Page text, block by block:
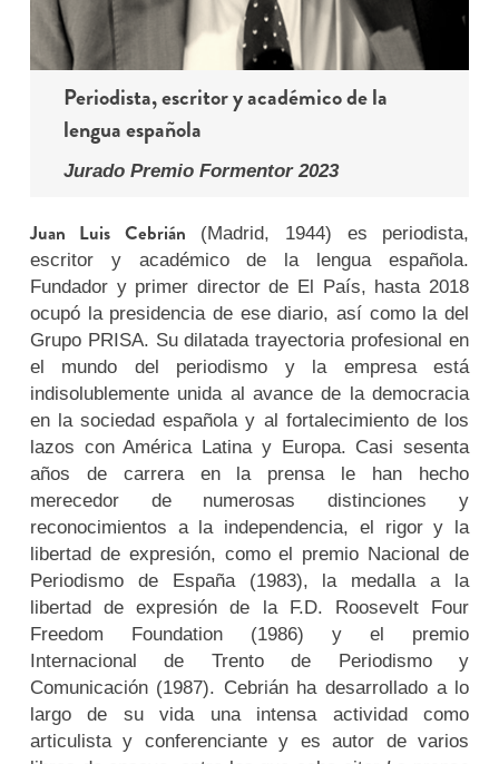
Periodista, escritor y académico de la
lengua española
Jurado Premio Formentor 2023
Juan Luis Cebrián (Madrid, 1944) es periodista,
escritor y académico de la lengua española.
Fundador y primer director de El País, hasta 2018
ocupó la presidencia de ese diario, así como la del
Grupo PRISA. Su dilatada trayectoria profesional en
el mundo del periodismo y la empresa está
indisolublemente unida al avance de la democracia
en la sociedad española y al fortalecimiento de los
lazos con América Latina y Europa. Casi sesenta
años de carrera en la prensa le han hecho
merecedor de numerosas distinciones y
reconocimientos a la independencia, el rigor y la
libertad de expresión, como el premio Nacional de
Periodismo de España (1983), la medalla a la
libertad de expresión de la F.D. Roosevelt Four
Freedom Foundation (1986) y el premio
Internacional de Trento de Periodismo y
Comunicación (1987). Cebrián ha desarrollado a lo
largo de su vida una intensa actividad como
articulista y conferenciante y es autor de varios